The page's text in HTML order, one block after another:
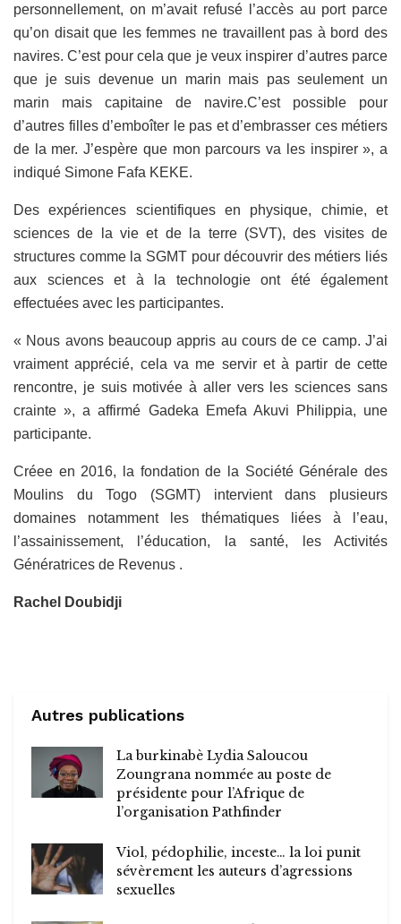
personnellement, on m’avait refusé l’accès au port parce
qu’on disait que les femmes ne travaillent pas à bord des
navires. C’est pour cela que je veux inspirer d’autres parce
que je suis devenue un marin mais pas seulement un
marin mais capitaine de navire.C’est possible pour
d’autres filles d’emboîter le pas et d’embrasser ces métiers
de la mer. J’espère que mon parcours va les inspirer », a
indiqué Simone Fafa KEKE.
Des expériences scientifiques en physique, chimie, et
sciences de la vie et de la terre (SVT), des visites de
structures comme la SGMT pour découvrir des métiers liés
aux sciences et à la technologie ont été également
effectuées avec les participantes.
« Nous avons beaucoup appris au cours de ce camp. J’ai
vraiment apprécié, cela va me servir et à partir de cette
rencontre, je suis motivée à aller vers les sciences sans
crainte », a affirmé Gadeka Emefa Akuvi Philippia, une
participante.
Créee en 2016, la fondation de la Société Générale des
Moulins du Togo (SGMT) intervient dans plusieurs
domaines notamment les thématiques liées à l’eau,
l’assainissement, l’éducation, la santé, les Activités
Génératrices de Revenus .
Rachel Doubidji
Autres publications
La burkinabè Lydia Saloucou
Zoungrana nommée au poste de
présidente pour l’Afrique de
l’organisation Pathfinder
Viol, pédophilie, inceste… la loi punit
sévèrement les auteurs d’agressions
sexuelles